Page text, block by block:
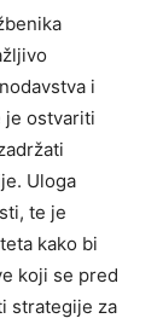
i
je ostvariti
Uloga
te je
kako bi
koji se pred
strategije za